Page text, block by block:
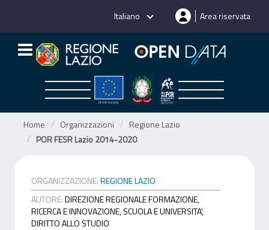
Italiano Area riservata
Home Organizzazioni
Regione Lazio
POR FESR Lazio 2014-2020
ORGANIZZAZIONE:REGIONE LAZIO
AUTORE:DIREZIONE REGIONALE FORMAZIONE,
RICERCA E INNOVAZIONE, SCUOLA E UNIVERSITA',
DIRITTO ALLO STUDIO